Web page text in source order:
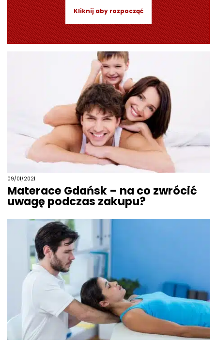
Kliknij aby rozpocząć
09/01/2021
Materace Gdańsk – na co zwrócić
uwagę podczas zakupu?